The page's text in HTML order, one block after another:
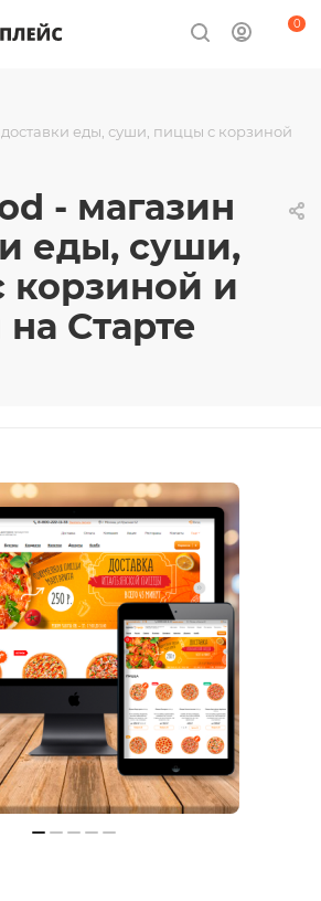
0
еды, суши, пиццы с корзиной
- магазин
еды, суши,
корзиной и
Старте